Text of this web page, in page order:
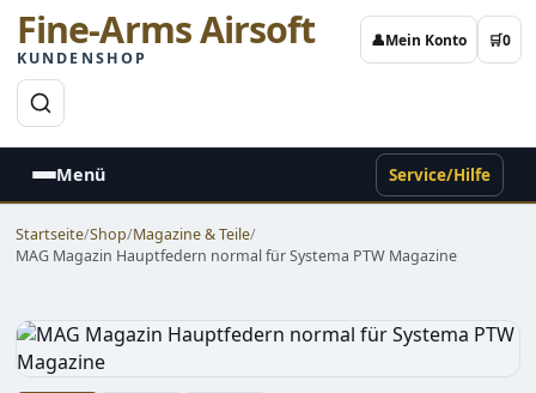
Fine-Arms Airsoft
KUNDENSHOP
👤Mein Konto 🛒0
Menü Service/Hilfe
Startseite/Shop/Magazine & Teile/
MAG Magazin Hauptfedern normal für Systema PTW Magazine